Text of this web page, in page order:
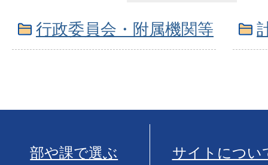
行政委員会・附属機関等
部や課で選ぶ サイトについ